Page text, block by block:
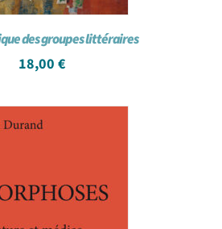
des groupes littéraires
18,00 €